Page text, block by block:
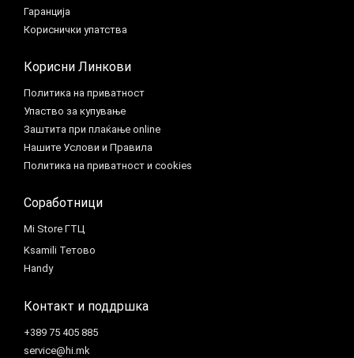
Гаранција
Кориснички упатства
Корисни Линкови
Политика на приватност
Упаство за купување
Заштита при плаќање online
Нашите Услови и Правила
Политика на приватност и cookies
Соработници
Mi Store ГТЦ
Ksamili Тетово
Handy
Контакт и поддршка
+389 75 405 885
service@hi.mk